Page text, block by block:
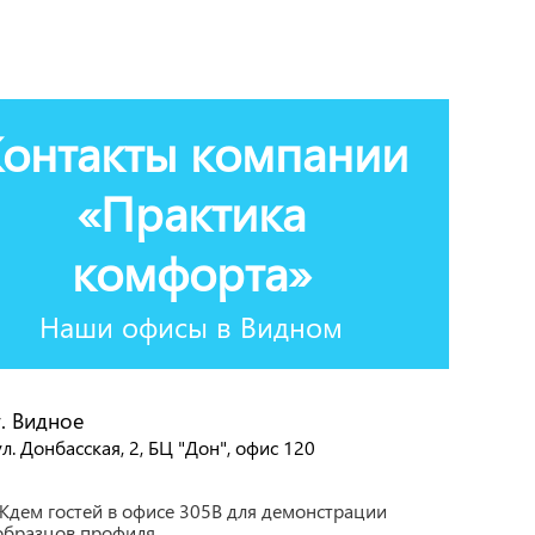
компании
«Практика
комфорта»
Наши офисы в Видном
Видное
Донбасская, 2, БЦ "Дон", офис 120
гостей в офисе 305В для демонстрации